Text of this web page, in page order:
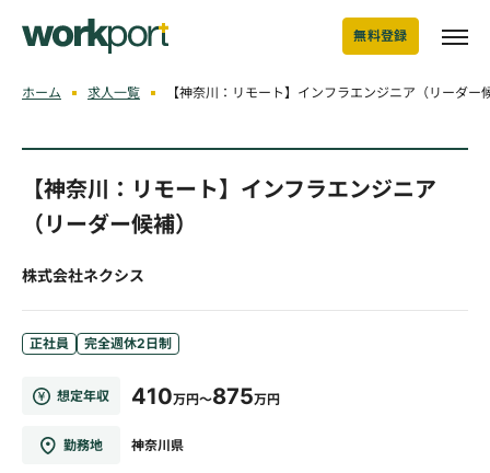
無料登録
ホーム 求人一覧 【神奈川：リモート】インフラエンジニア（リーダ
【神奈川：リモート】インフラエンジニア
（リーダー候補）
株式会社ネクシス
正社員 完全週休2日制
想定年収 410万円～875万円
勤務地 神奈川県